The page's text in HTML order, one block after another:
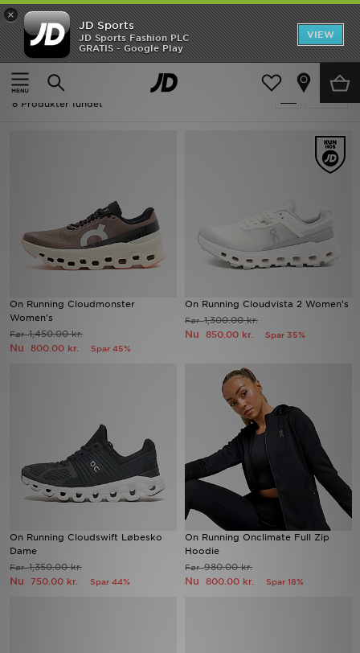
×
JD Sports
JD Sports Fashion PLC
GRATIS - Google Play
VIEW
Hjem
Damer
Udsalg | Damer - On Running
8 Produkter fundet
On Running Cloudmonster
Women's
Før1,450.00 kr.
Nu 800.00 kr. Spar 45%
On Running Cloudvista 2 Women's
Før1,300.00 kr.
Nu 850.00 kr. Spar 35%
On Running Cloudswift Løbesko
Dame
Før1,350.00 kr.
Nu 750.00 kr. Spar 44%
On Running Onclimate Full Zip
Hoodie
Før980.00 kr.
Nu 800.00 kr. Spar 18%
Hjem
Udsalg
Nyheder
Bestsellers
Fodbold
Mine beskeder
JD Blog